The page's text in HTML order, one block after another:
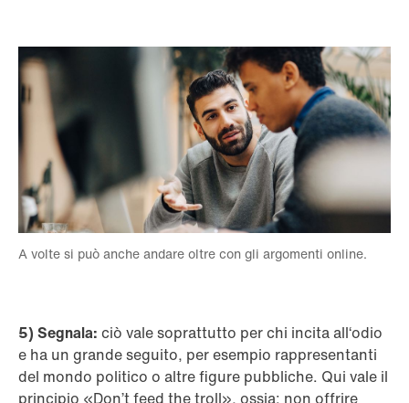
A volte si può anche andare oltre con gli argomenti online.
5) Segnala: ciò vale soprattutto per chi incita all‘odio
e ha un grande seguito, per esempio rappresentanti
del mondo politico o altre figure pubbliche. Qui vale il
principio «Don’t feed the troll», ossia: non offrire